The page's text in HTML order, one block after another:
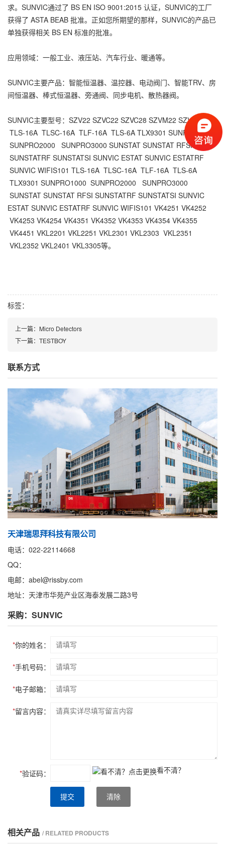
求。SUNVIC通过了 BS EN ISO 9001:2015 认证，SUNVIC的工厂
获得了 ASTA BEAB 批准。正如您所期望的那样，SUNVIC的产品已
单独获得相关 BS EN 标准的批准。
应用领域：一般工业、液压站、汽车行业、暖通等。
SUNVIC主要产品：智能恒温器、温控器、电动阀门、智能TRV、房
间恒温器、棒式恒温器、旁通阀、同步电机、散热器阀。
SUNVIC主要型号：SZV22 SZVC22 SZVC28 SZVM22 SZVD22
TLS-16A TLSC-16A TLF-16A TLS-6A TLX9301 SUNPRO1000
SUNPRO2000
SUNPRO3000 SUNSTAT SUNSTAT RFSI
SUNSTATRF SUNSTATSI SUNVIC ESTAT SUNVIC ESTATRF
SUNVIC WIFIS101 TLS-16A TLSC-16A TLF-16A TLS-6A
TLX9301 SUNPRO1000 SUNPRO2000
SUNPRO3000
SUNSTAT SUNSTAT RFSI SUNSTATRF SUNSTATSI SUNVIC
ESTAT SUNVIC ESTATRF SUNVIC WIFIS101 VK4251 VK4252
VK4253 VK4254 VK4351 VK4352 VK4353 VK4354 VK4355
VK4451 VKL2201 VKL2251 VKL2301 VKL2303 VKL2351
VKL2352 VKL2401 VKL3305等。
标签：
上一篇： Micro Detectors
下一篇： TESTBOY
联系方式
天津瑞思拜科技有限公司
电话：022-22114668
QQ：
电邮：abel@rissby.com
地址：天津市华苑产业区海泰发展二路3号
采购：SUNVIC
*你的姓名：
*手机号码：
*电子邮箱：
*留言内容：
*验证码： 看不清？
提交 清除
相关产品 / RELATED PRODUCTS